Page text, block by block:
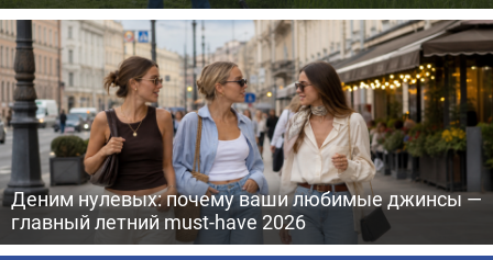
Деним нулевых: почему ваши любимые джинсы —
главный летний must-have 2026